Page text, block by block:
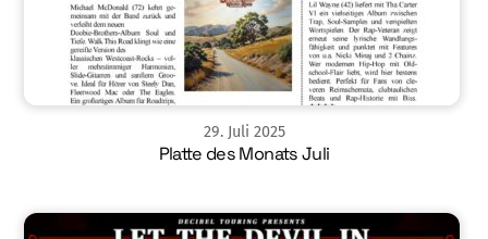
29. Juli 2025
Platte des Monats Juli